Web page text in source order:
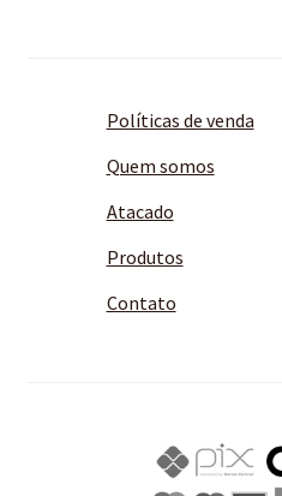
Políticas de venda
Quem somos
Atacado
Produtos
Contato